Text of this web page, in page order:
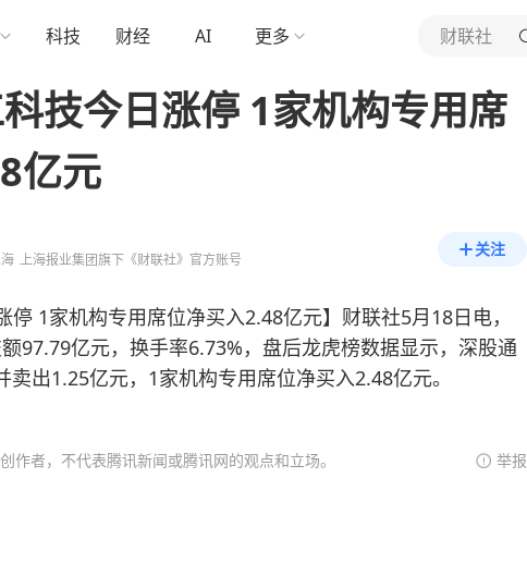
科技 财经 AI 更多 财联社
技今日涨停 1家机构专用席
亿元
上海报业集团旗下《财联社》官方账号
关注
停 1家机构专用席位净买入2.48亿元】财联社5月18日电，
97.79亿元，换手率6.73%，盘后龙虎榜数据显示，深股通
出1.25亿元，1家机构专用席位净买入2.48亿元。
作者，不代表腾讯新闻或腾讯网的观点和立场。 举报